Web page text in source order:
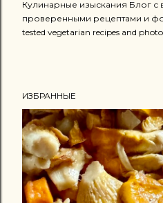
Кулинарные изыскания Блог с
проверенными рецептами и
tested vegetarian recipes and
ИЗБРАННЫЕ